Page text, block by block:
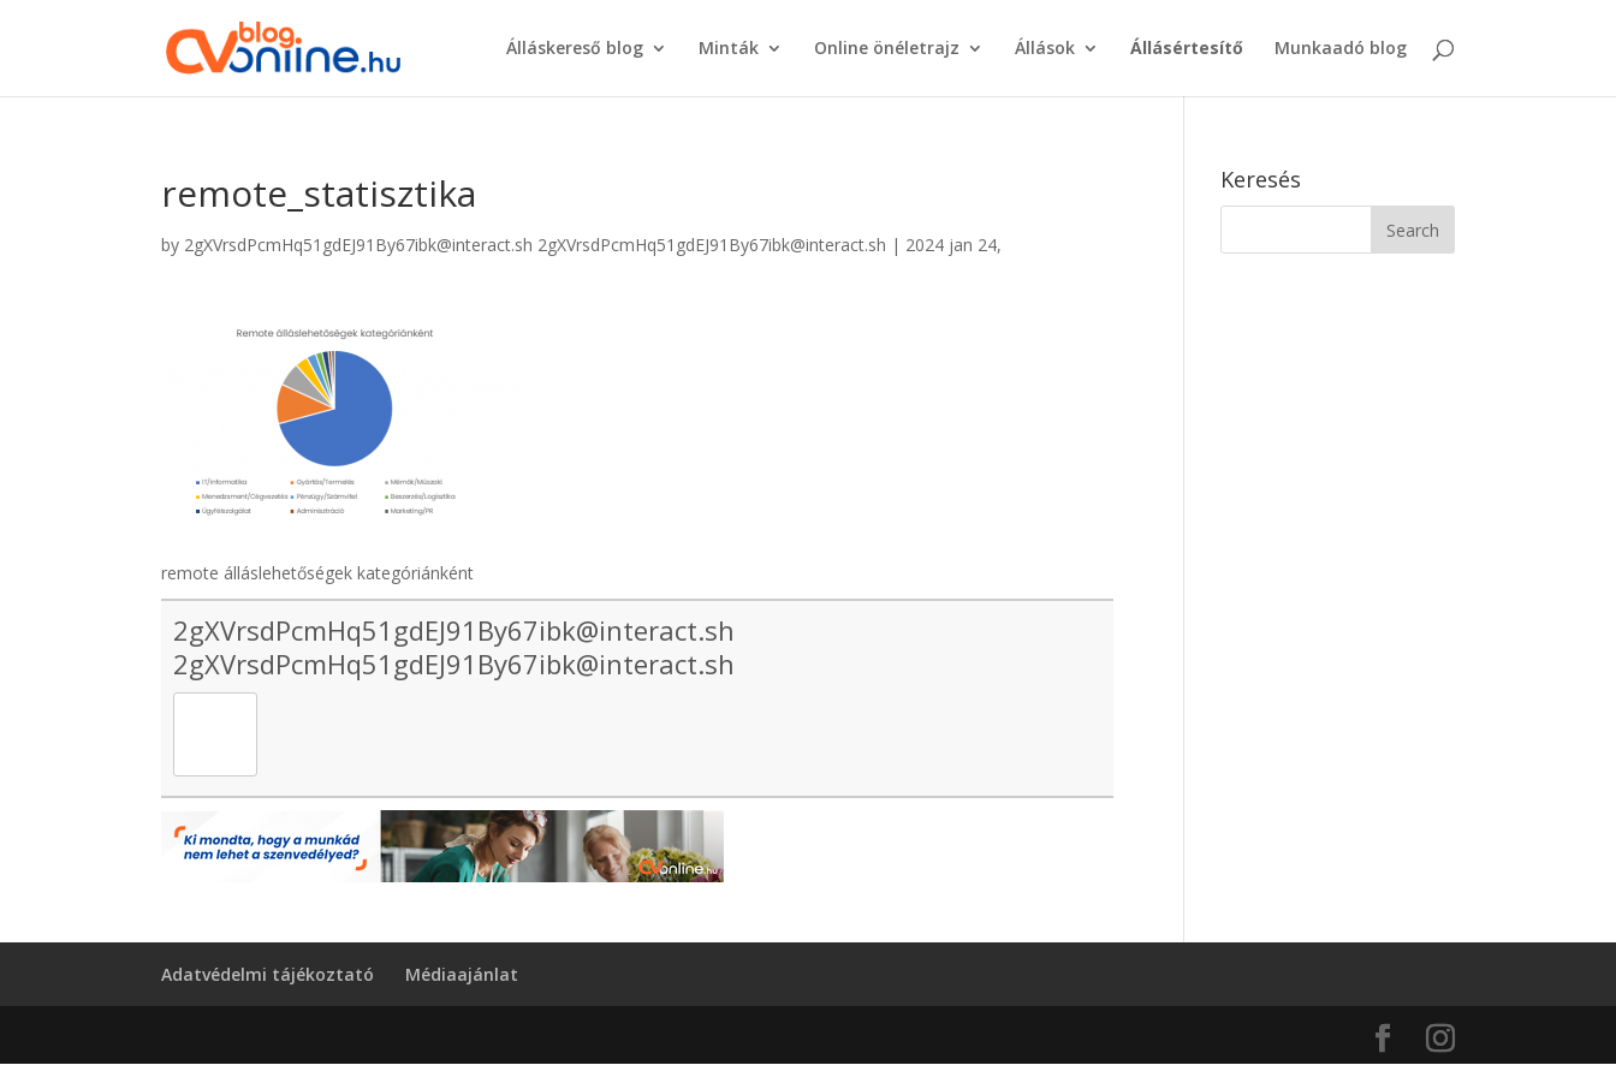
Álláskereső blog Minták Online önéletrajz Állások Állásértesítő Munkaadó blog
remote_statisztika
by 2gXVrsdPcmHq51gdEJ91By67ibk@interact.sh 2gXVrsdPcmHq51gdEJ91By67ibk@interact.sh | 2024 jan 24,
remote álláslehetőségek kategóriánként
2gXVrsdPcmHq51gdEJ91By67ibk@interact.sh
2gXVrsdPcmHq51gdEJ91By67ibk@interact.sh
Keresés
Adatvédelmi tájékoztató Médiaajánlat